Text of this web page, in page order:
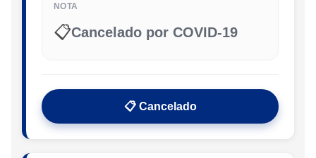
NOTA
📋Cancelado por COVID-19
📋 Cancelado